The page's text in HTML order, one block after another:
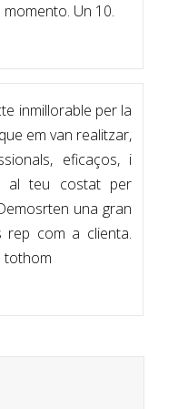
Un 10.
inmillorable per la
em van realitzar,
eficaços, i
al teu costat per
una gran
com a clienta.
tothom